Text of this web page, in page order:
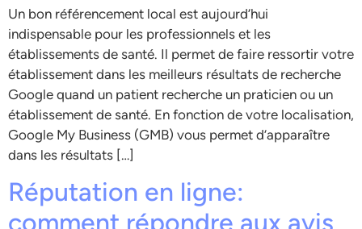
Un bon référencement local est aujourd’hui
indispensable pour les professionnels et les
établissements de santé. Il permet de faire ressortir votre
établissement dans les meilleurs résultats de recherche
Google quand un patient recherche un praticien ou un
établissement de santé. En fonction de votre localisation,
Google My Business (GMB) vous permet d’apparaître
dans les résultats […]
Réputation en ligne:
comment répondre aux avis